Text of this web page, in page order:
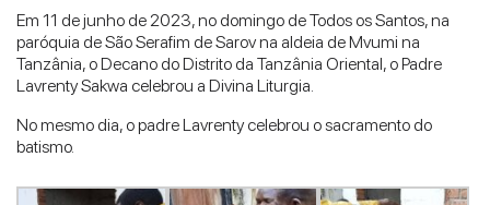
Em 11 de junho de 2023, no domingo de Todos os Santos, na
paróquia de São Serafim de Sarov na aldeia de Mvumi na
Tanzânia, o Decano do Distrito da Tanzânia Oriental, o Padre
Lavrenty Sakwa celebrou a Divina Liturgia.
No mesmo dia, o padre Lavrenty celebrou o sacramento do
batismo.